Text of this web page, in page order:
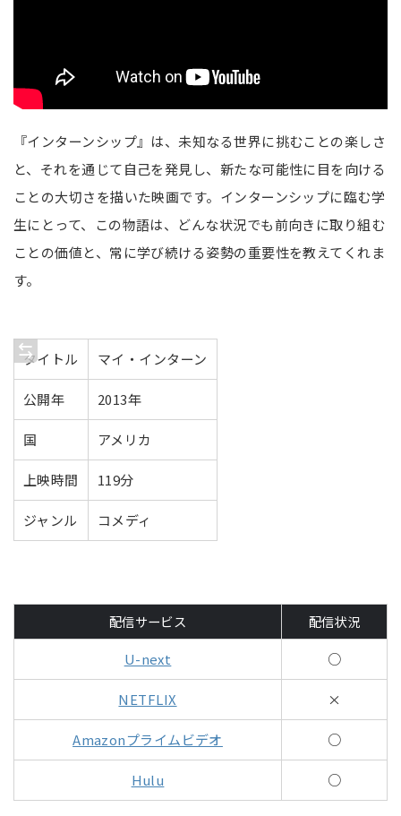
『インターンシップ』は、未知なる世界に挑むことの楽しさ
と、それを通じて自己を発見し、新たな可能性に目を向ける
ことの大切さを描いた映画です。インターンシップに臨む学
生にとって、この物語は、どんな状況でも前向きに取り組む
ことの価値と、常に学び続ける姿勢の重要性を教えてくれま
す。
タイトル マイ・インターン
公開年 2013年
国 アメリカ
上映時間 119分
ジャンル コメディ
配信サービス
配信状況
U-next
○
NETFLIX ×
Amazonプライムビデオ ○
Hulu ○